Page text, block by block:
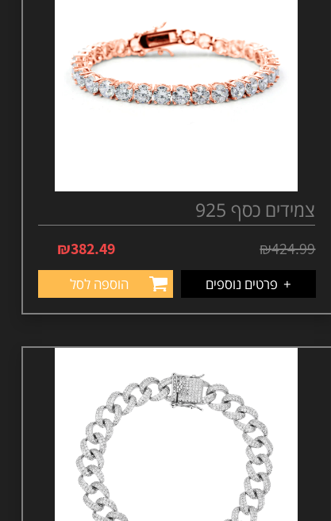
צמידים כסף 925
₪424.99
₪382.49
+ פרטים נוספים הוספה לסל